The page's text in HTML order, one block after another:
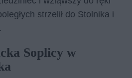
strzelił do Stolnika i
Soplicy w